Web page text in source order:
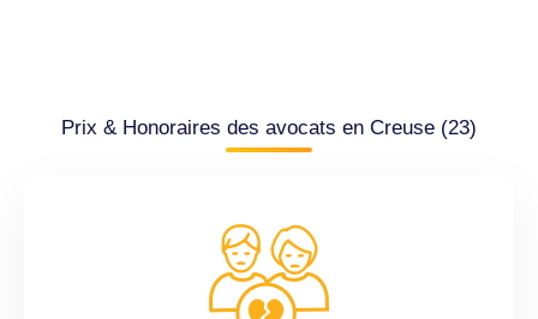
Prix & Honoraires des avocats en Creuse (23)